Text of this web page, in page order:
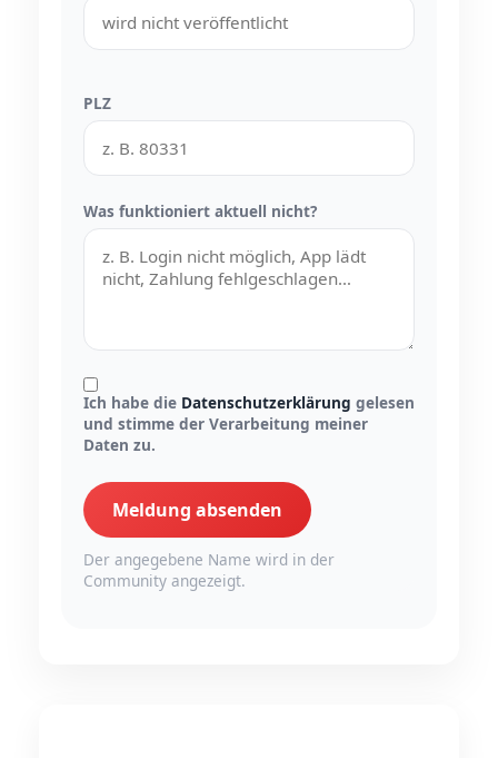
PLZ
Was funktioniert aktuell nicht?
Ich habe die Datenschutzerklärung gelesen
und stimme der Verarbeitung meiner
Daten zu.
Meldung absenden
Der angegebene Name wird in der
Community angezeigt.